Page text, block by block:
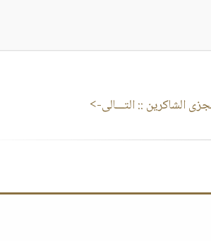
الشاكرين :: التـــالى->